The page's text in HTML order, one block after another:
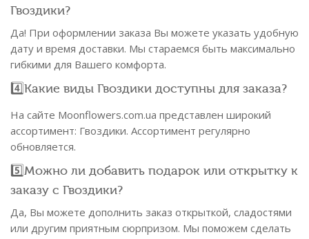
Гвоздики?
Да! При оформлении заказа Вы можете указать удобную
дату и время доставки. Мы стараемся быть максимально
гибкими для Вашего комфорта.
4️⃣Какие виды Гвоздики доступны для заказа?
На сайте Moonflowers.com.ua представлен широкий
ассортимент: Гвоздики. Ассортимент регулярно
обновляется.
5️⃣Можно ли добавить подарок или открытку к
заказу с Гвоздики?
Да, Вы можете дополнить заказ открыткой, сладостями
или другим приятным сюрпризом. Мы поможем сделать